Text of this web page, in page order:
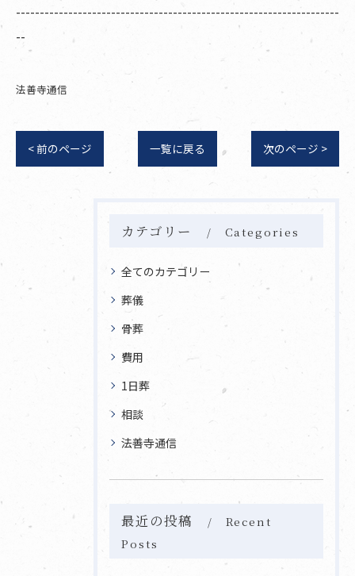
--------------------------------------------------------------------
--
法善寺通信
< 前のページ 一覧に戻る 次のページ >
カテゴリー Categories
全てのカテゴリー
葬儀
骨葬
費用
1日葬
相談
法善寺通信
最近の投稿
Recent
Posts